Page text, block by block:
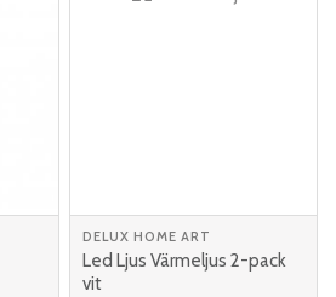
DELUX HOME ART
Led Ljus Värmeljus 2-pack
vit